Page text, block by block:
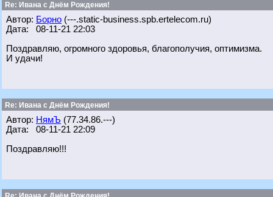
Re: Ивана с Днём Рождения!
Автор: Борно (---.static-business.spb.ertelecom.ru)
Дата: 08-11-21 22:03
Поздравляю, огромного здоровья, благополучия, оптимизма.
И удачи!
Re: Ивана с Днём Рождения!
Автор: НямЪ (77.34.86.---)
Дата: 08-11-21 22:09
Поздравляю!!!